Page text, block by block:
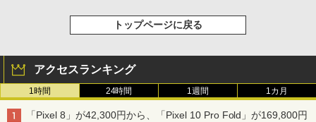
トップページに戻る
アクセスランキング
1時間 24時間 1週間 1カ月
「Pixel 8」が42,300円から、「Pixel 10 Pro Fold」が169,800円